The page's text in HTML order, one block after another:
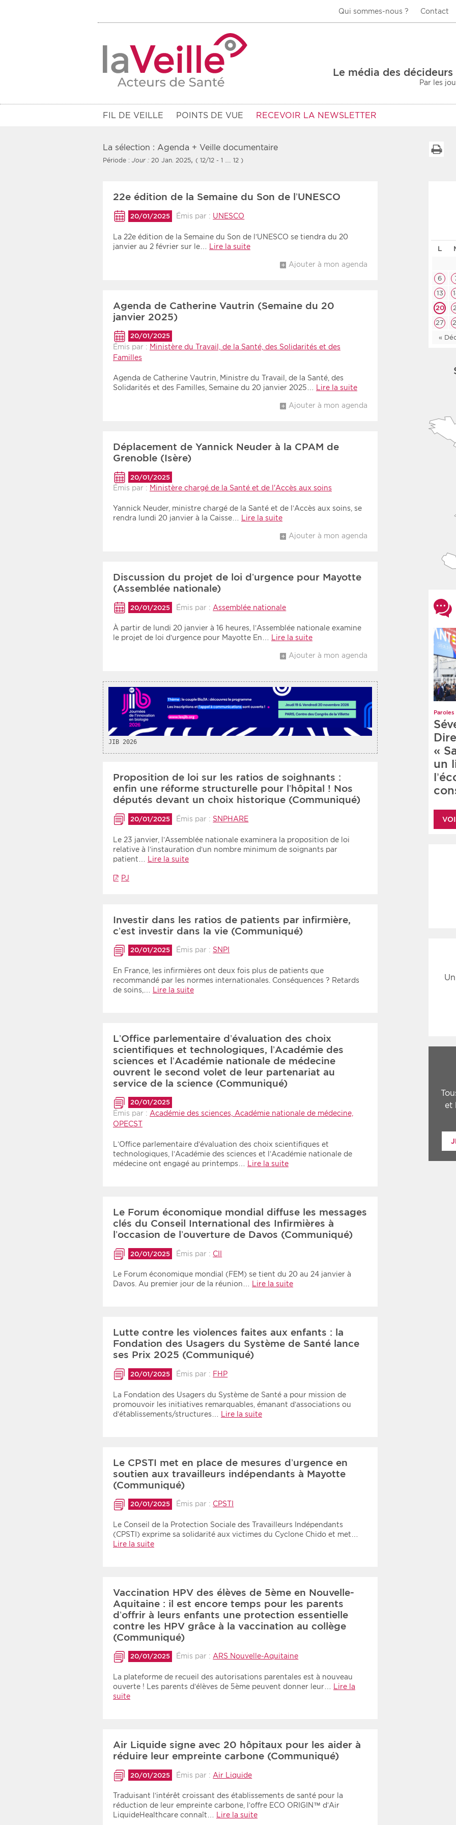
Qui sommes-nous ? Contact
Le média des
Par les
FIL DE VEILLE POINTS DE VUE RECEVOIR LA NEWSLETTER
Communiqués des 10 derniers jours
Recherche par mots clés Les deux
Choisir une zone Choisir une date de début
Tri
La sélection : Agenda + Veille documentaire
Période : Jour : 20 Jan. 2025, ( 12/12 - 1 … 12 )
22e édition de la Semaine du Son de l’UNESCO
20/01/2025 Émis par : UNESCO
La 22e édition de la Semaine du Son de l’UNESCO se tiendra du 20
janvier au 2 février sur le…
Lire la suite
Ajouter à mon agenda
Agenda de Catherine Vautrin (Semaine du 20
janvier 2025)
20/01/2025
Émis par : Ministère du Travail, de la Santé, des Solidarités et des
Familles
Agenda de Catherine Vautrin, Ministre du Travail, de la Santé, des
Solidarités et des Familles, Semaine du 20 janvier 2025…
Lire la suite
Ajouter à mon agenda
Déplacement de Yannick Neuder à la CPAM de
Grenoble (Isère)
20/01/2025
Émis par : Ministère chargé de la Santé et de l'Accès aux soins
Yannick Neuder, ministre chargé de la Santé et de l’Accès aux soins, se
rendra lundi 20 janvier à la Caisse…
Lire la suite
Ajouter à mon agenda
Discussion du projet de loi d’urgence pour Mayotte
(Assemblée nationale)
20/01/2025 Émis par : Assemblée nationale
À partir de lundi 20 janvier à 16 heures, l’Assemblée nationale examine
le projet de loi d’urgence pour Mayotte En… Lire la suite
Ajouter à mon agenda
JIB 2026
Proposition de loi sur les ratios de soighnants :
enfin une réforme structurelle pour l’hôpital ! Nos
députés devant un choix historique (Communiqué)
20/01/2025 Émis par : SNPHARE
Le 23 janvier, l’Assemblée nationale examinera la proposition de loi
relative à l’instauration d’un nombre minimum de soignants par
patient… Lire la suite
PJ
Investir dans les ratios de patients par infirmière,
c’est investir dans la vie (Communiqué)
20/01/2025 Émis par : SNPI
En France, les infirmières ont deux fois plus de patients que
recommandé par les normes internationales. Conséquences ? Retards
de soins,…
Lire la suite
L’Office parlementaire d’évaluation des choix
scientifiques et technologiques, l’Académie des
sciences et l’Académie nationale de médecine
ouvrent le second volet de leur partenariat au
service de la science (Communiqué)
20/01/2025
Émis par : Académie des sciences, Académie nationale de médecine,
OPECST
L’Office parlementaire d’évaluation des choix scientifiques et
technologiques, l’Académie des sciences et l’Académie nationale de
médecine ont engagé au printemps…
Lire la suite
Le Forum économique mondial diffuse les messages
clés du Conseil International des Infirmières à
l’occasion de l’ouverture de Davos (Communiqué)
20/01/2025 Émis par : CII
Le Forum économique mondial (FEM) se tient du 20 au 24 janvier à
Davos. Au premier jour de la réunion… Lire la suite
Lutte contre les violences faites aux enfants : la
Fondation des Usagers du Système de Santé lance
ses Prix 2025 (Communiqué)
20/01/2025 Émis par : FHP
La Fondation des Usagers du Système de Santé a pour mission de
promouvoir les initiatives remarquables, émanant d’associations ou
d’établissements/structures… Lire la suite
Le CPSTI met en place de mesures d’urgence en
soutien aux travailleurs indépendants à Mayotte
(Communiqué)
20/01/2025 Émis par : CPSTI
Le Conseil de la Protection Sociale des Travailleurs Indépendants
(CPSTI) exprime sa solidarité aux victimes du Cyclone Chido et met…
Lire la suite
Vaccination HPV des élèves de 5ème en Nouvelle-
Aquitaine : il est encore temps pour les parents
d’offrir à leurs enfants une protection essentielle
contre les HPV grâce à la vaccination au collège
(Communiqué)
20/01/2025 Émis par :ARS Nouvelle-Aquitaine
La plateforme de recueil des autorisations parentales est à nouveau
ouverte ! Les parents d’élèves de 5ème peuvent donner leur…
Lire la
suite
Air Liquide signe avec 20 hôpitaux pour les aider à
réduire leur empreinte carbone (Communiqué)
20/01/2025 Émis par : Air Liquide
Traduisant l’intérêt croissant des établissements de santé pour la
réduction de leur empreinte carbone, l’offre ECO ORIGIN™ d’Air
LiquideHealthcare connaît… Lire la suite
L
«
6
13
20
27
«
un
et